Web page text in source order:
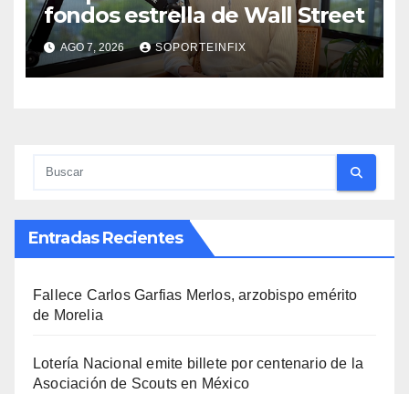
fondos estrella de Wall Street
AGO 7, 2026 SOPORTEINFIX
Entradas Recientes
Fallece Carlos Garfias Merlos, arzobispo emérito
de Morelia
Lotería Nacional emite billete por centenario de la
Asociación de Scouts en México